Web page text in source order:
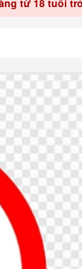
từ 18 tuổi